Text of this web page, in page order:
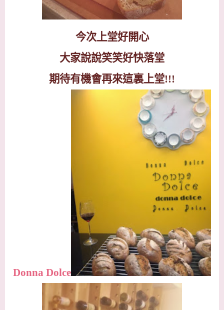
今次上堂好開心
大家說說笑笑好快落堂
期待有機會再來這裏上堂!!!
Donna Dolce